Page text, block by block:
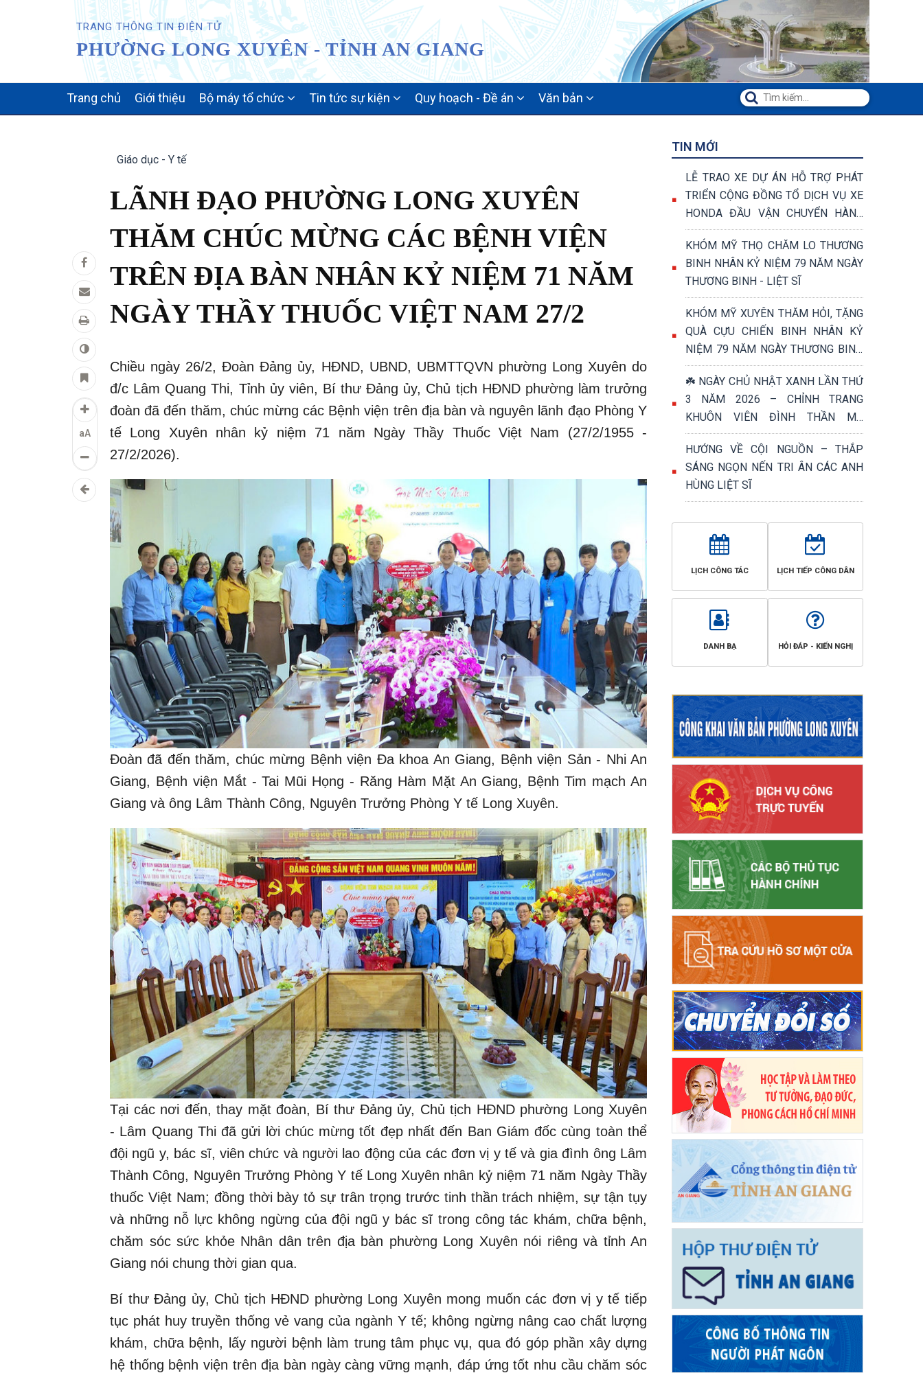
TRANG THÔNG TIN ĐIỆN TỬ
PHƯỜNG LONG XUYÊN - TỈNH AN GIANG
NAVIGATION
Trang chủ Giới thiệu Bộ máy tổ chức Tin tức sự kiện Quy hoạch - Đề án Văn bản
aA
Giáo dục - Y tế
LÃNH ĐẠO PHƯỜNG LONG XUYÊN
THĂM CHÚC MỪNG CÁC BỆNH VIỆN
TRÊN ĐỊA BÀN NHÂN KỶ NIỆM 71 NĂM
NGÀY THẦY THUỐC VIỆT NAM 27/2
Chiều ngày 26/2, Đoàn Đảng ủy, HĐND, UBND, UBMTTQVN phường Long Xuyên do
đ/c Lâm Quang Thi, Tỉnh ủy viên, Bí thư Đảng ủy, Chủ tịch HĐND phường làm trưởng
đoàn đã đến thăm, chúc mừng các Bệnh viện trên địa bàn và nguyên lãnh đạo Phòng Y
tế Long Xuyên nhân kỷ niệm 71 năm Ngày Thầy Thuốc Việt Nam (27/2/1955 -
27/2/2026).
Đoàn đã đến thăm, chúc mừng Bệnh viện Đa khoa An Giang, Bệnh viện Sản - Nhi An
Giang, Bệnh viện Mắt - Tai Mũi Họng - Răng Hàm Mặt An Giang, Bệnh Tim mạch An
Giang và ông Lâm Thành Công, Nguyên Trưởng Phòng Y tế Long Xuyên.
Tại các nơi đến, thay mặt đoàn, Bí thư Đảng ủy, Chủ tịch HĐND phường Long Xuyên
- Lâm Quang Thi đã gửi lời chúc mừng tốt đẹp nhất đến Ban Giám đốc cùng toàn thể
đội ngũ y, bác sĩ, viên chức và người lao động của các đơn vị y tế và gia đình ông Lâm
Thành Công, Nguyên Trưởng Phòng Y tế Long Xuyên nhân kỷ niệm 71 năm Ngày Thầy
thuốc Việt Nam; đồng thời bày tỏ sự trân trọng trước tinh thần trách nhiệm, sự tận tụy
và những nỗ lực không ngừng của đội ngũ y bác sĩ trong công tác khám, chữa bệnh,
chăm sóc sức khỏe Nhân dân trên địa bàn phường Long Xuyên nói riêng và tỉnh An
Giang nói chung thời gian qua.
Bí thư Đảng ủy, Chủ tịch HĐND phường Long Xuyên mong muốn các đơn vị y tế tiếp
tục phát huy truyền thống vẻ vang của ngành Y tế; không ngừng nâng cao chất lượng
khám, chữa bệnh, lấy người bệnh làm trung tâm phục vụ, qua đó góp phần xây dựng
hệ thống bệnh viện trên địa bàn ngày càng vững mạnh, đáp ứng tốt nhu cầu chăm sóc
TIN MỚI
LỄ TRAO XE DỰ ÁN HỖ TRỢ PHÁT
TRIỂN CỘNG ĐỒNG TỔ DỊCH VỤ XE
HONDA ĐẦU VẬN CHUYỂN HÀNG
HÓA VÀ VẬN CHUYỂN KHÁCH
KHÓM MỸ THỌ CHĂM LO THƯƠNG
BINH NHÂN KỶ NIỆM 79 NĂM NGÀY
THƯƠNG BINH - LIỆT SĨ
KHÓM MỸ XUYÊN THĂM HỎI, TẶNG
QUÀ CỰU CHIẾN BINH NHÂN KỶ
NIỆM 79 NĂM NGÀY THƯƠNG BINH
- LIỆT SĨ (27/7/1947 – 27/7/2026)
☘️ NGÀY CHỦ NHẬT XANH LẦN THỨ
3 NĂM 2026 – CHỈNH TRANG
KHUÔN VIÊN ĐÌNH THẦN MỸ
PHƯỚC, TRI ÂN NGÀY THƯƠNG
BINH - LIỆT SĨ 27/7 ☘️
HƯỚNG VỀ CỘI NGUỒN – THẮP
SÁNG NGỌN NẾN TRI ÂN CÁC ANH
HÙNG LIỆT SĨ
LỊCH CÔNG TÁC LỊCH TIẾP CÔNG DÂN
DANH BẠ HỎI ĐÁP - KIẾN NGHỊ